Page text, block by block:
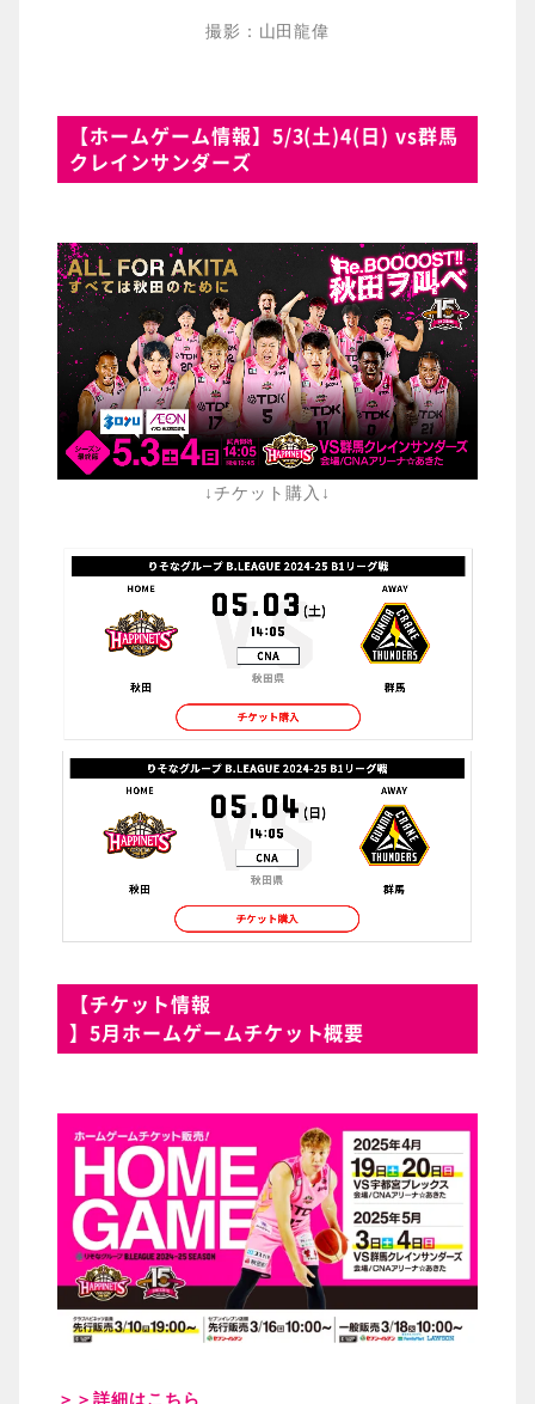
撮影：山田龍偉
【ホームゲーム情報】5/3(土)4(日) vs群馬
クレインサンダーズ
↓チケット購入↓
【チケット情報
】5月ホームゲームチケット概要
＞＞詳細はこちら